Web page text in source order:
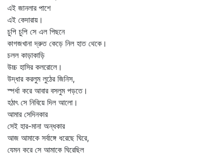
এই জানলার পাশে
এই কেদারায়।
চুপি চুপি সে এল পিছনে
কাগজখানা দ্রুত কেড়ে নিল হাত থেকে।
চলল কাড়াকাড়ি
উচ্চ হাসির কলরোলে।
উদ্ধার করলুম লুঠের জিনিস,
স্পর্ধা করে আবার বসলুম পড়তে।
হঠাৎ সে নিবিয়ে দিল আলো।
আমার সেদিনকার
সেই হার-মানা অন্ধকার
আজ আমাকে সর্বাঙ্গে ধরেছে ঘিরে,
যেমন করে সে আমাকে ঘিরেছিল